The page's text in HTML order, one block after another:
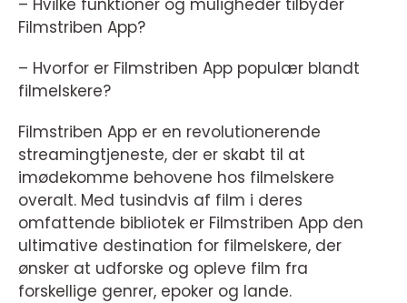
– Hvilke funktioner og muligheder tilbyder
Filmstriben App?
– Hvorfor er Filmstriben App populær blandt
filmelskere?
Filmstriben App er en revolutionerende
streamingtjeneste, der er skabt til at
imødekomme behovene hos filmelskere
overalt. Med tusindvis af film i deres
omfattende bibliotek er Filmstriben App den
ultimative destination for filmelskere, der
ønsker at udforske og opleve film fra
forskellige genrer, epoker og lande.